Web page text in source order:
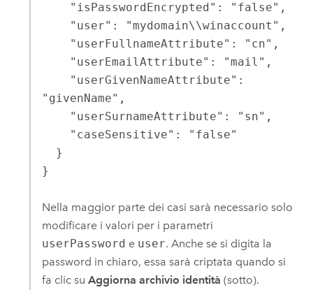
"givenName",
}
Nella maggior parte dei casi sarà necessario solo
modificare i valori per i parametri
userPassword e user. Anche se si digita la
password in chiaro, essa sarà criptata quando si
fa clic su Aggiorna archivio identità (sotto).